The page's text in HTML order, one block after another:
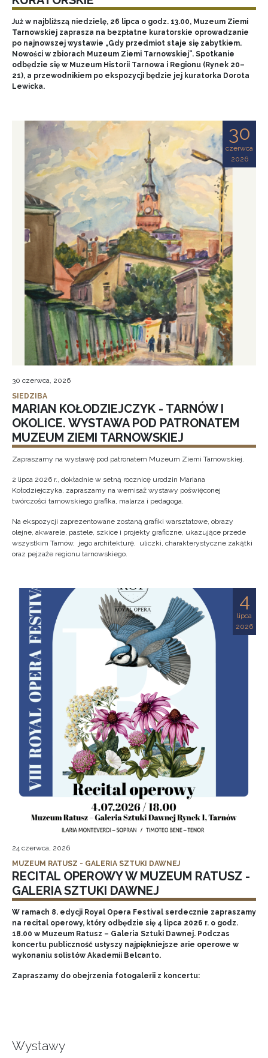
Już w najbliższą niedzielę, 26 lipca o godz. 13.00, Muzeum Ziemi
Tarnowskiej zaprasza na bezpłatne kuratorskie oprowadzanie
po najnowszej wystawie „Gdy przedmiot staje się zabytkiem.
Nowości w zbiorach Muzeum Ziemi Tarnowskiej”. Spotkanie
odbędzie się w Muzeum Historii Tarnowa i Regionu (Rynek 20–
21), a przewodnikiem po ekspozycji będzie jej kuratorka Dorota
Lewicka.
30
czerwca
2026
30 czerwca, 2026
SIEDZIBA
MARIAN KOŁODZIEJCZYK - TARNÓW I
OKOLICE. WYSTAWA POD PATRONATEM
MUZEUM ZIEMI TARNOWSKIEJ
Zapraszamy na wystawę pod patronatem Muzeum Ziemi Tarnowskiej.
2 lipca 2026 r., dokładnie w setną rocznicę urodzin Mariana
Kołodziejczyka, zapraszamy na wernisaż wystawy poświęconej
twórczości tarnowskiego grafika, malarza i pedagoga.
Na ekspozycji zaprezentowane zostaną grafiki warsztatowe, obrazy
olejne, akwarele, pastele, szkice i projekty graficzne, ukazujące przede
wszystkim Tarnów, jego architekturę, uliczki, charakterystyczne zakątki
oraz pejzaże regionu tarnowskiego.
4
lipca
2026
24 czerwca, 2026
MUZEUM RATUSZ - GALERIA SZTUKI DAWNEJ
RECITAL OPEROWY W MUZEUM RATUSZ -
GALERIA SZTUKI DAWNEJ
W ramach 8. edycji Royal Opera Festival serdecznie zapraszamy
na recital operowy, który odbędzie się 4 lipca 2026 r. o godz.
18.00 w Muzeum Ratusz – Galeria Sztuki Dawnej. Podczas
koncertu publiczność usłyszy najpiękniejsze arie operowe w
wykonaniu solistów Akademii Belcanto.
Zapraszamy do obejrzenia fotogalerii z koncertu:
Wystawy